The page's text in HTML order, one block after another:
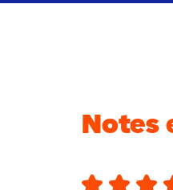
Notes